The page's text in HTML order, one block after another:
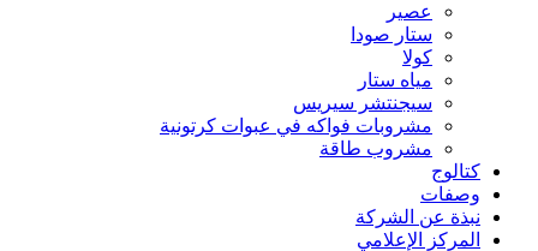
عصير
ستار صودا
كولا
مياه ستار
سيجنتشر سيريس
مشروبات فواكه في عبوات كرتونية
مشروب طاقة
كتالوج
وصفات
نبذة عن الشركة
المركز الإعلامي